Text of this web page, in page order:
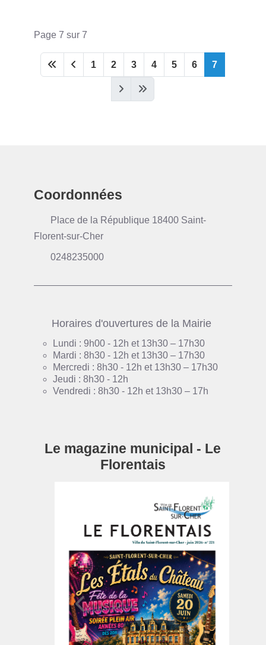
Page 7 sur 7
1 2 3 4 5 6 7
Coordonnées
Place de la République 18400 Saint-
Florent-sur-Cher
0248235000
Horaires d'ouvertures de la Mairie
Lundi : 9h00 - 12h et 13h30 – 17h30
Mardi : 8h30 - 12h et 13h30 – 17h30
Mercredi : 8h30 - 12h et 13h30 – 17h30
Jeudi : 8h30 - 12h
Vendredi : 8h30 - 12h et 13h30 – 17h
Le magazine municipal - Le
Florentais